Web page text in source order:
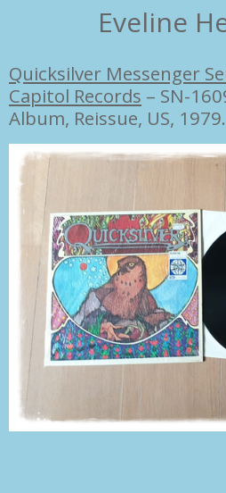
de
hoofdinhoud
Eveline
Quicksilver Messenger
Capitol Records – SN-
Album, Reissue, US, 1979.